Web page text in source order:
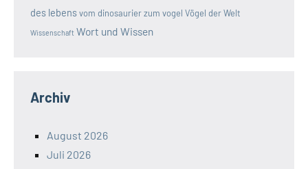
des lebensvom dinosaurier zum vogel Vögel der Welt
Wissenschaft Wort und Wissen
Archiv
August 2026
Juli 2026